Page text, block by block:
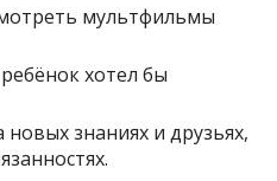
мультфильмы
хотел бы
знаниях и друзьях,